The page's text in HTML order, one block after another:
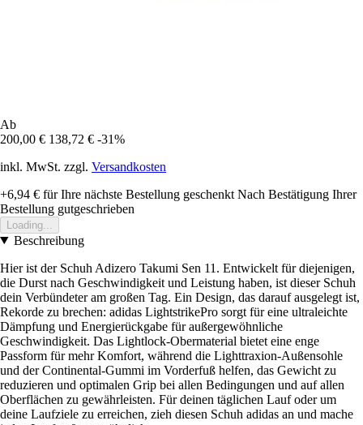
Ab
200,00 € 138,72 € -31%
inkl. MwSt. zzgl. Versandkosten
+6,94 € für Ihre nächste Bestellung geschenkt Nach Bestätigung Ihrer
Bestellung gutgeschrieben
Loading...
Beschreibung
Hier ist der Schuh Adizero Takumi Sen 11. Entwickelt für diejenigen,
die Durst nach Geschwindigkeit und Leistung haben, ist dieser Schuh
dein Verbündeter am großen Tag. Ein Design, das darauf ausgelegt ist,
Rekorde zu brechen: adidas LightstrikePro sorgt für eine ultraleichte
Dämpfung und Energierückgabe für außergewöhnliche
Geschwindigkeit. Das Lightlock-Obermaterial bietet eine enge
Passform für mehr Komfort, während die Lighttraxion-Außensohle
und der Continental-Gummi im Vorderfuß helfen, das Gewicht zu
reduzieren und optimalen Grip bei allen Bedingungen und auf allen
Oberflächen zu gewährleisten. Für deinen täglichen Lauf oder um
deine Laufziele zu erreichen, zieh diesen Schuh adidas an und mache